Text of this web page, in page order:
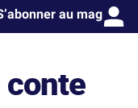
au mag